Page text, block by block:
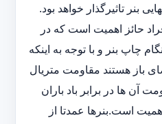
بنر تاثیرگذار خواهد بود.
حائز اهمیت است که در
چاپ بنر و با توجه به اینکه
باز هستند مقاومت متریال
آن ها در برابر باد باران
است.بنرها عمدتا از